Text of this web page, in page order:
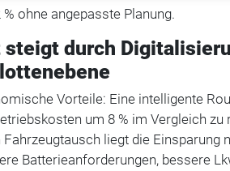
ohne angepasste Planung.
durch
Vorteile: Eine intelligente
um 8 % im Vergleich zu
liegt die Einsparung
Batterieanforderungen, bessere